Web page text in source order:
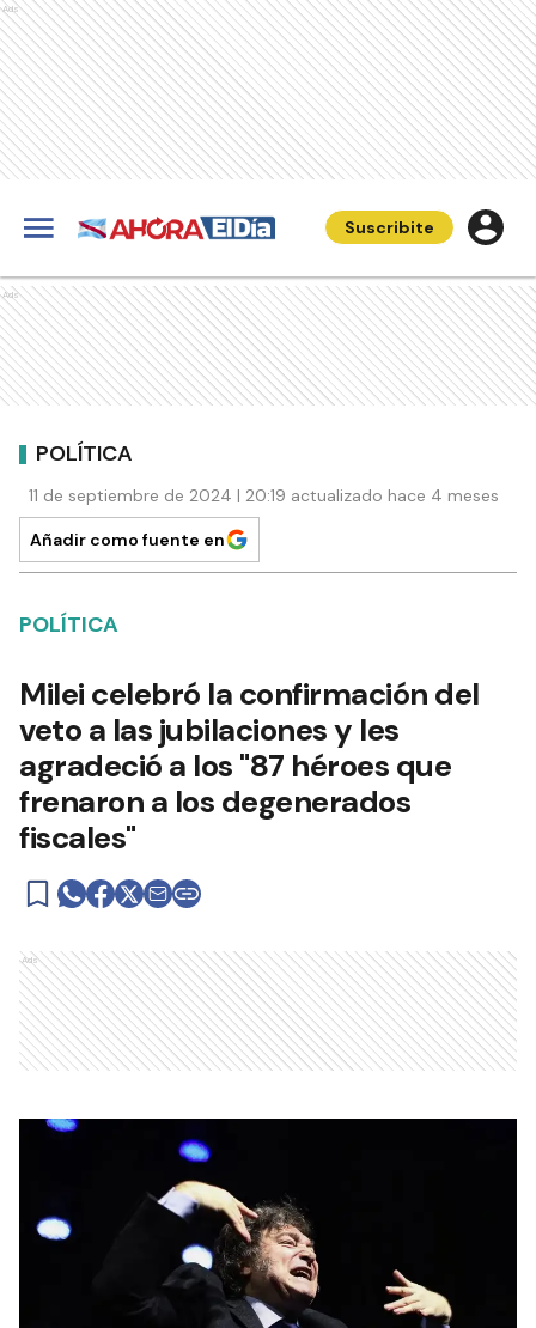
Ads
Suscribite
Ads
POLÍTICA
11 de septiembre de 2024 | 20:19 actualizado hace 4 meses
Añadir como fuente en
POLÍTICA
Milei celebró la confirmación del
veto a las jubilaciones y les
agradeció a los "87 héroes que
frenaron a los degenerados
fiscales"
Ads